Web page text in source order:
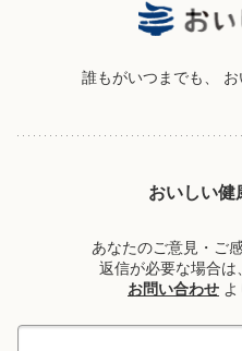
誰もがいつまでも、
おいしい健
あなたのご意見・ご
返信が必要な場合
お問い合わせ